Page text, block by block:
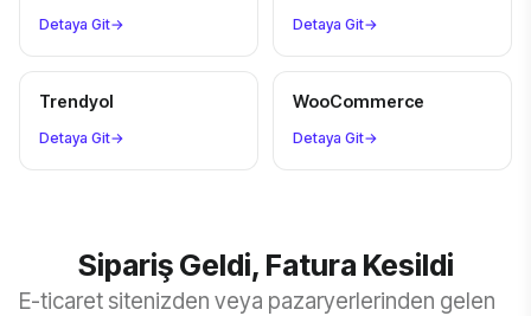
Detaya Git→ Detaya Git→
Trendyol
Detaya Git→
WooCommerce
Detaya Git→
Sipariş Geldi, Fatura Kesildi
E-ticaret sitenizden veya pazaryerlerinden gelen